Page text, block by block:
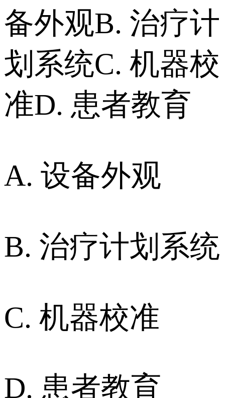
备外观 B. 治疗计
划系统 C. 机器校
准 D. 患者教育
A. 设备外观
B. 治疗计划系统
C. 机器校准
D. 患者教育